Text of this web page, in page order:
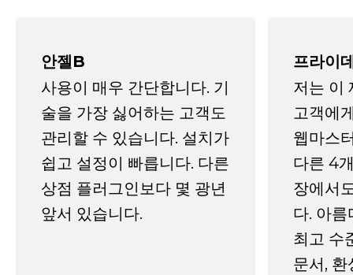
안젤B
사용이 매우 간단합니다. 기
술을 가장 싫어하는 고객도
관리할 수 있습니다. 설치가
쉽고 설정이 빠릅니다. 다른
상점 플러그인보다 몇 광년
앞서 있습니다.
프라이
저는 이
고객에
웹마스
다른 4
장에서
다. 아름
최고 수
문서,